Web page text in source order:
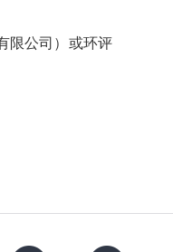
限公司）或环评